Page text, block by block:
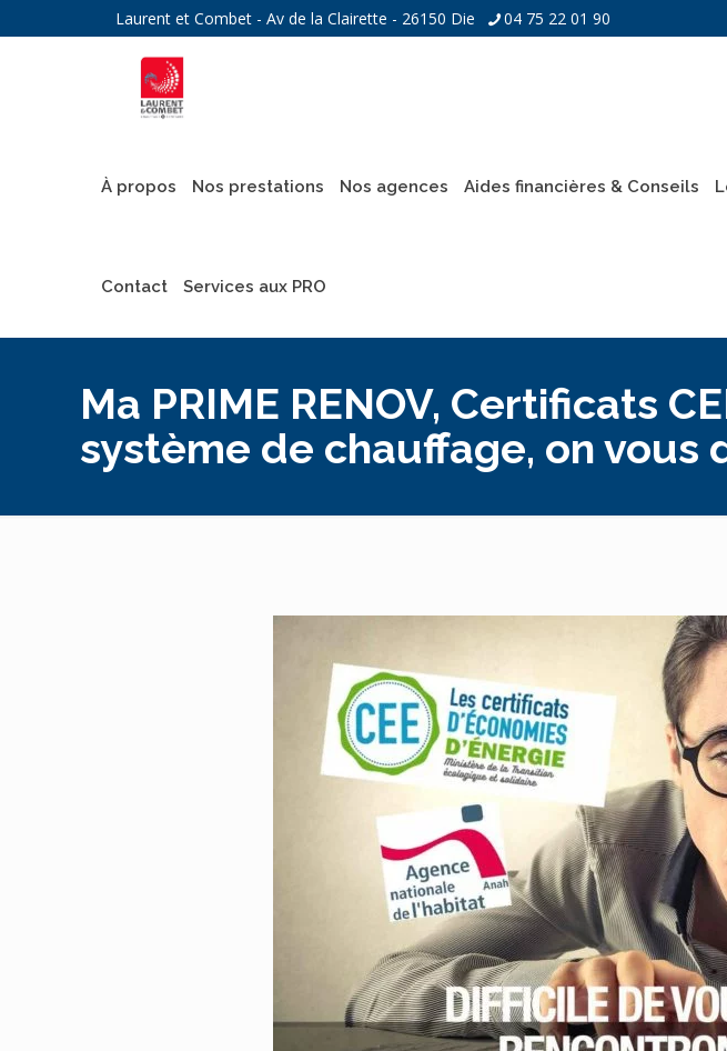
Laurent et Combet - Av de la Clairette - 26150 Die 04 75 22 01 90
À propos Nos prestations Nos agences Aides financières & Conseils
Contact Services aux PRO
Ma PRIME RENOV, Certificats
système de chauffage, on vous